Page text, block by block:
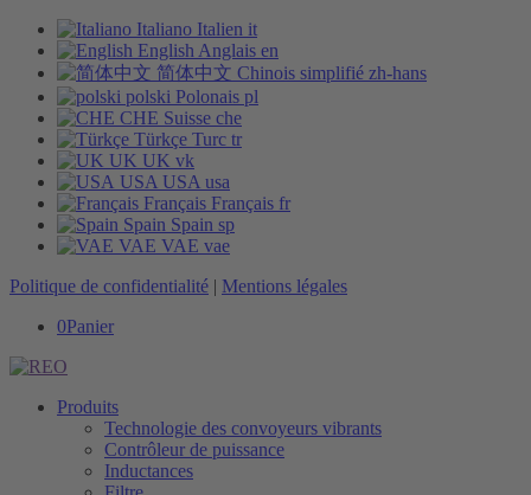
Italiano Italien it
English Anglais en
简体中文 Chinois simplifié zh-hans
polski Polonais pl
CHE Suisse che
Türkçe Turc tr
UK UK vk
USA USA usa
Français Français fr
Spain Spain sp
VAE VAE vae
Politique de confidentialité | Mentions légales
0Panier
Produits
Technologie des convoyeurs vibrants
Contrôleur de puissance
Inductances